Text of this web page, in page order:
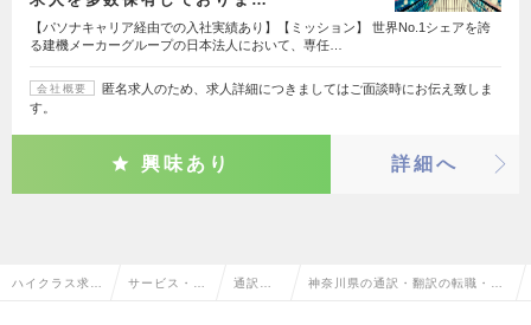
【パソナキャリア経由での入社実績あり】【ミッション】 世界No.1シェアを誇
る建機メーカーグループの日本法人において、専任…
会社概要
匿名求人のため、求人詳細につきましてはご面談時にお伝え致しま
す。
興味あり 詳細へ
ハイクラス求人 サービス・流 通訳・ 神奈川県の通訳・翻訳の転職・求